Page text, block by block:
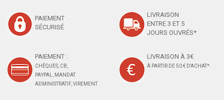
PAIEMENT
SÉCURISÉ
LIVRAISON
ENTRE 3 ET 5
JOURS OUVRÉS*
PAIEMENT :
CHÈQUES, CB,
PAYPAL, MANDAT
ADMINISTRATIF, VIREMENT
LIVRAISON À 3€
À PARTIR DE 50 € D'ACHAT*